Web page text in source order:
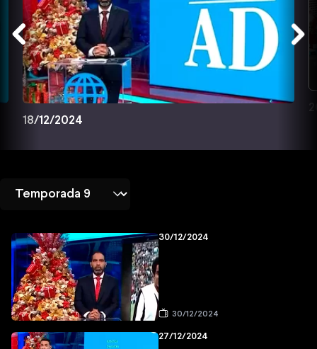
18/12/2024
30/12/2024
30/12/2024
27/12/2024